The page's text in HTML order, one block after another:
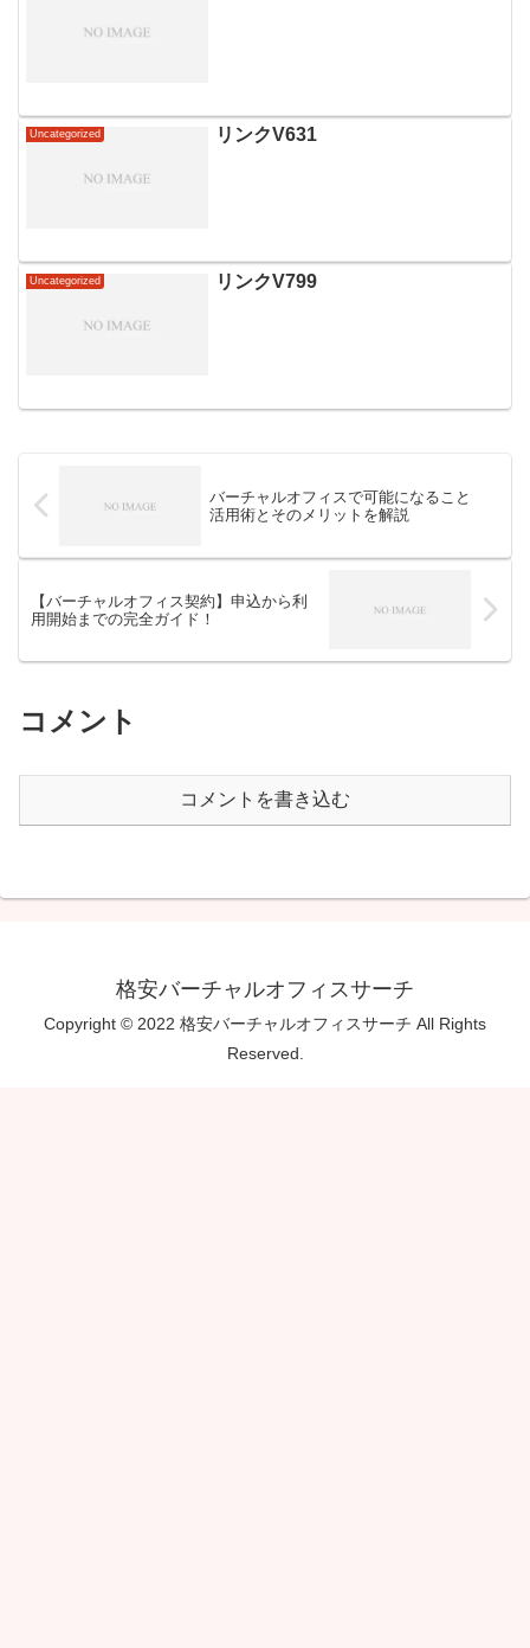
Uncategorized リンクV631
Uncategorized リンクV799
バーチャルオフィスで可能になること
活用術とそのメリットを解説
【バーチャルオフィス契約】申込から利
用開始までの完全ガイド！
コメント
コメントを書き込む
格安バーチャルオフィスサーチ
Copyright © 2022 格安バーチャルオフィスサーチ All Rights
Reserved.